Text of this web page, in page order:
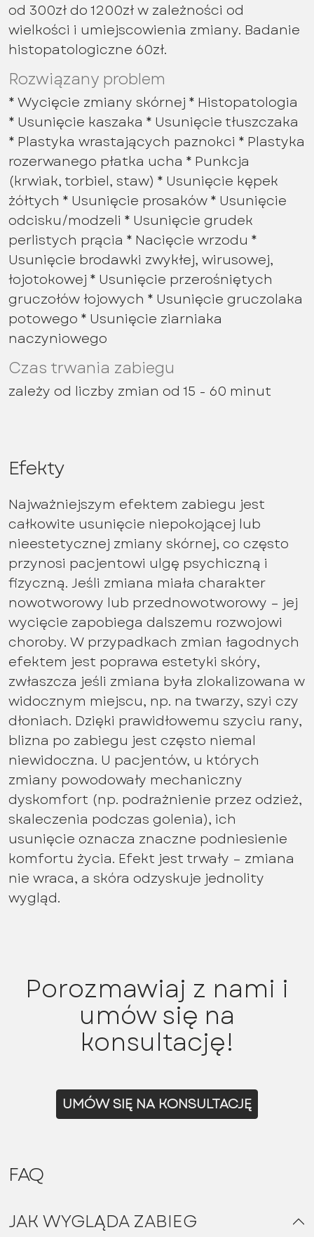
od 300zł do 1200zł w zależności od
wielkości i umiejscowienia zmiany. Badanie
histopatologiczne 60zł.
Rozwiązany problem
* Wycięcie zmiany skórnej * Histopatologia
* Usunięcie kaszaka * Usunięcie tłuszczaka
* Plastyka wrastających paznokci * Plastyka
rozerwanego płatka ucha * Punkcja
(krwiak, torbiel, staw) * Usunięcie kępek
żółtych * Usunięcie prosaków * Usunięcie
odcisku/modzeli * Usunięcie grudek
perlistych prącia * Nacięcie wrzodu *
Usunięcie brodawki zwykłej, wirusowej,
łojotokowej * Usunięcie przerośniętych
gruczołów łojowych * Usunięcie gruczolaka
potowego * Usunięcie ziarniaka
naczyniowego
Czas trwania zabiegu
zależy od liczby zmian od 15 - 60 minut
Efekty
Najważniejszym efektem zabiegu jest
całkowite usunięcie niepokojącej lub
nieestetycznej zmiany skórnej, co często
przynosi pacjentowi ulgę psychiczną i
fizyczną. Jeśli zmiana miała charakter
nowotworowy lub przednowotworowy – jej
wycięcie zapobiega dalszemu rozwojowi
choroby. W przypadkach zmian łagodnych
efektem jest poprawa estetyki skóry,
zwłaszcza jeśli zmiana była zlokalizowana w
widocznym miejscu, np. na twarzy, szyi czy
dłoniach. Dzięki prawidłowemu szyciu rany,
blizna po zabiegu jest często niemal
niewidoczna. U pacjentów, u których
zmiany powodowały mechaniczny
dyskomfort (np. podrażnienie przez odzież,
skaleczenia podczas golenia), ich
usunięcie oznacza znaczne podniesienie
komfortu życia. Efekt jest trwały – zmiana
nie wraca, a skóra odzyskuje jednolity
wygląd.
Porozmawiaj z nami i
umów się na
konsultację!
UMÓW SIĘ NA KONSULTACJĘ
FAQ
JAK WYGLĄDA ZABIEG